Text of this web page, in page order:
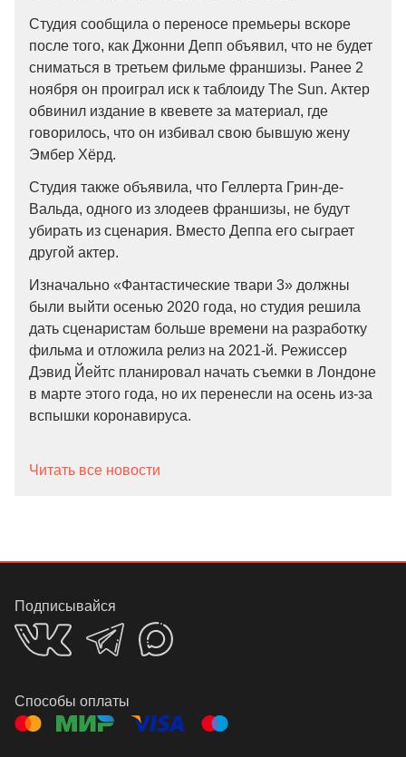
Студия сообщила о переносе премьеры вскоре
после того, как Джонни Депп объявил, что не будет
сниматься в третьем фильме франшизы. Ранее 2
ноября он проиграл иск к таблоиду The Sun. Актер
обвинил издание в квевете за материал, где
говорилось, что он избивал свою бывшую жену
Эмбер Хёрд.
Студия также объявила, что Геллерта Грин-де-
Вальда, одного из злодеев франшизы, не будут
убирать из сценария. Вместо Деппа его сыграет
другой актер.
Изначально «Фантастические твари 3» должны
были выйти осенью 2020 года, но студия решила
дать сценаристам больше времени на разработку
фильма и отложила релиз на 2021-й. Режиссер
Дэвид Йейтс планировал начать съемки в Лондоне
в марте этого года, но их перенесли на осень из-за
вспышки коронавируса.
Читать все новости
Подписывайся
Способы оплаты